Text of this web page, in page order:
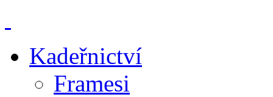
Kadeřnictví
Framesi